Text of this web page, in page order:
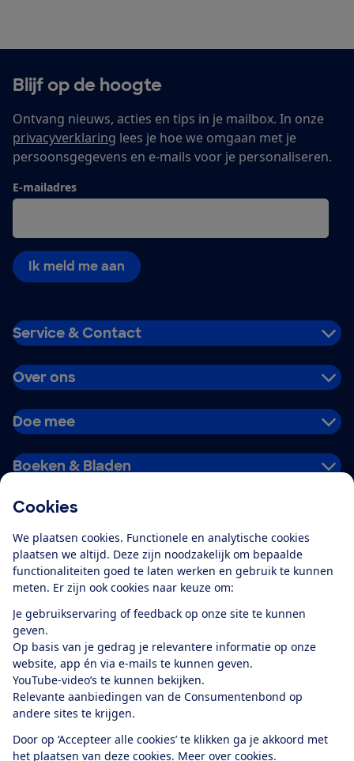
Cookies
We plaatsen cookies. Functionele en analytische cookies
plaatsen we altijd. Deze zijn noodzakelijk om bepaalde
functionaliteiten goed te laten werken en gebruik te kunnen
meten. Er zijn ook cookies naar keuze om:
Je gebruikservaring of feedback op onze site te kunnen
geven.
Op basis van je gedrag je relevantere informatie op onze
website, app én via e-mails te kunnen geven.
YouTube-video’s te kunnen bekijken.
Relevante aanbiedingen van de Consumentenbond op
andere sites te krijgen.
Door op ‘Accepteer alle cookies’ te klikken ga je akkoord met
het plaatsen van deze cookies. Meer over cookies.
Blijf op de hoogte
Ontvang nieuws, acties en tips in je mailbox. In onze
privacyverklaring lees je hoe we omgaan met je
persoonsgegevens en e-mails voor je personaliseren.
E-mailadres
Ik meld me aan
Service & Contact
Over ons
Doe mee
Boeken & Bladen
Alles over de
app
Algemene Voorwaarden
Privacyverklaring
Cookiebeleid
Privacyvoorkeuren
Toegankelijkheid
RSS-feed nieuws
Facebook
TwitterInstagram
YoutubeLinkedIn